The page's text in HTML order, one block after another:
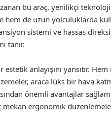
bu araç, yenilikçi
de uzun yolculuklarda
sistemi ve hassas
tanır.
estetik anlayışını yansıtır.
araca lüks bir hava
önemli avantajlar
ergonomik